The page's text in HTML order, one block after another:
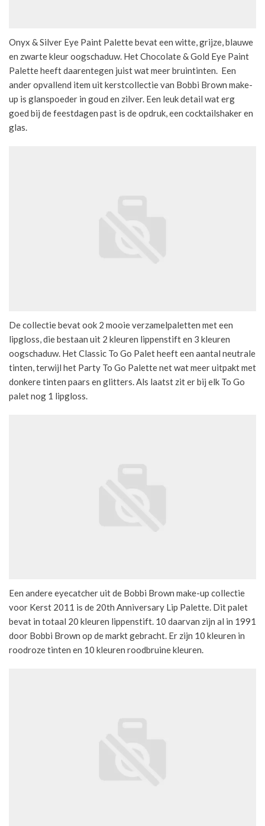
Onyx & Silver Eye Paint Palette bevat een witte, grijze, blauwe
en zwarte kleur oogschaduw. Het Chocolate & Gold Eye Paint
Palette heeft daarentegen juist wat meer bruintinten. Een
ander opvallend item uit kerstcollectie van Bobbi Brown make-
up is glanspoeder in goud en zilver. Een leuk detail wat erg
goed bij de feestdagen past is de opdruk, een cocktailshaker en
glas.
De collectie bevat ook 2 mooie verzamelpaletten met een
lipgloss, die bestaan uit 2 kleuren lippenstift en 3 kleuren
oogschaduw. Het Classic To Go Palet heeft een aantal neutrale
tinten, terwijl het Party To Go Palette net wat meer uitpakt met
donkere tinten paars en glitters. Als laatst zit er bij elk To Go
palet nog 1 lipgloss.
Een andere eyecatcher uit de Bobbi Brown make-up collectie
voor Kerst 2011 is de 20th Anniversary Lip Palette. Dit palet
bevat in totaal 20 kleuren lippenstift. 10 daarvan zijn al in 1991
door Bobbi Brown op de markt gebracht. Er zijn 10 kleuren in
roodroze tinten en 10 kleuren roodbruine kleuren.